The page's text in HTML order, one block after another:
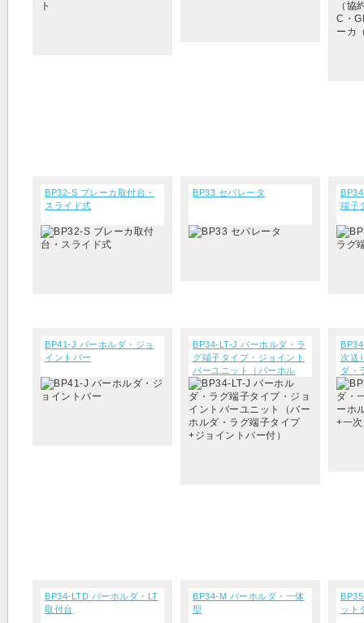
BP32-S ブレーカ取付台・
スライド式
BP33 セパレータ
端子
BP41-J バーホルダ・ジョ
イントバー
BP34-LT-J バーホルダ・ラ
グ端子タイプ・ジョイント
バーユニット（バーホル
ダ・ラグ端子タイプ+ジョ
イントバー付）
次送
ダ・
送り
BP34-LTD バーホルダ・LT
取付台
BP34-M バーホルダ・一体
型
ット